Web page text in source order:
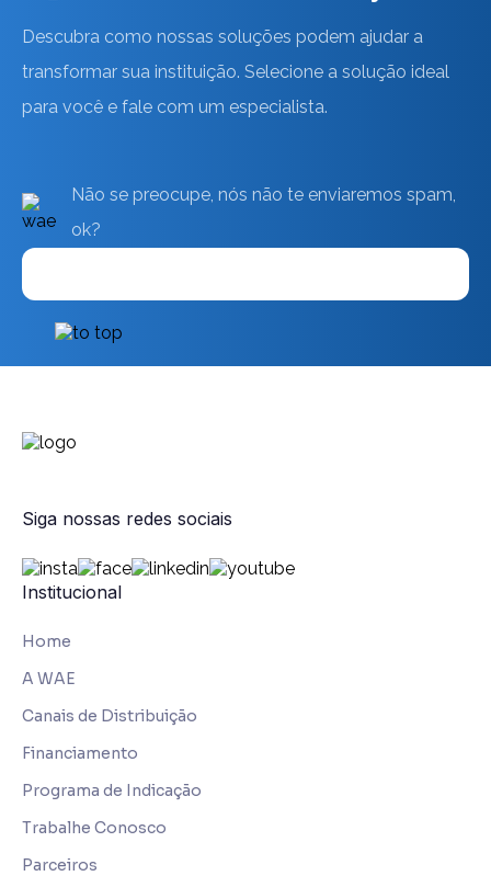
Descubra como nossas soluções podem ajudar a
transformar sua instituição. Selecione a solução ideal
para você e fale com um especialista.
Não se preocupe, nós não te enviaremos spam,
ok?
Siga nossas redes sociais
Institucional
Home
A WAE
Canais de Distribuição
Financiamento
Programa de Indicação
Trabalhe Conosco
Parceiros